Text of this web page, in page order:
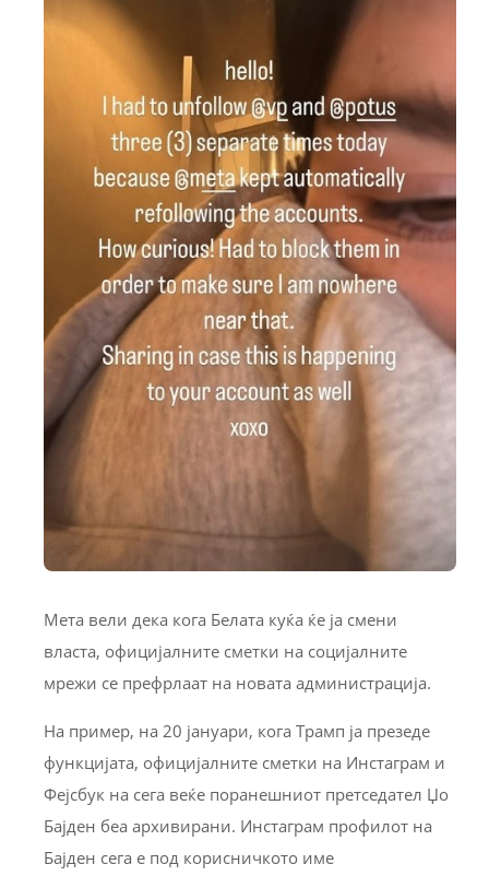
Мета вели дека кога Белата куќа ќе ја смени
власта, официјалните сметки на социјалните
мрежи се префрлаат на новата администрација.
На пример, на 20 јануари, кога Трамп ја презеде
функцијата, официјалните сметки на Инстаграм и
Фејсбук на сега веќе поранешниот претседател Џо
Бајден беа архивирани. Инстаграм профилот на
Бајден сега е под корисничкото име